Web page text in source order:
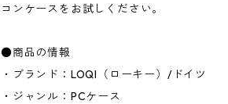
コンケースをお試しください。
●商品の情報
・ブランド：LOQI（ローキー）/ドイツ
・ジャンル：PCケース